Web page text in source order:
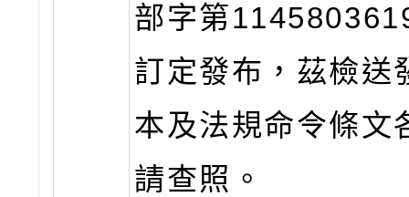
部字第
訂定發布，茲檢送
本及法規命令條文
請查照。